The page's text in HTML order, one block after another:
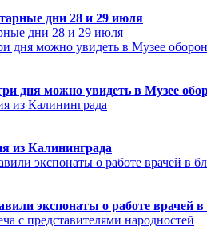
дни 28 и 29 июля
дни 28 и 29 июля
дня можно увидеть в Музее
из Калининграда
экспонаты о работе врачей